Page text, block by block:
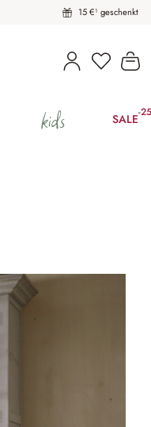
15 €¹ geschenkt
Du hast
kids SALE-